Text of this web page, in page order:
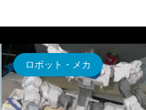
ロボット・メカ